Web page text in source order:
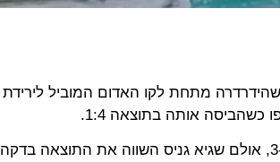
16 מחזורים, ואחרי שהידרדרה מתחת לקו האדום המוביל לירידת
כשהביסה אותה בתוצאה 1:4.
יפו עוד הובילה לאחר שער מהיר כבר בדקה ה-3, אולם שגיא גניס השווה את התוצאה בדקה